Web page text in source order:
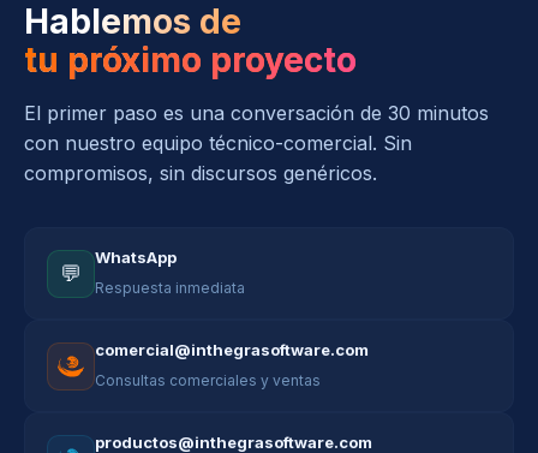
Hablemos de
tu próximo proyecto
El primer paso es una conversación de 30 minutos
con nuestro equipo técnico-comercial. Sin
compromisos, sin discursos genéricos.
💬
WhatsApp
Respuesta inmediata
comercial@inthegrasoftware.com
Consultas comerciales y ventas
productos@inthegrasoftware.com